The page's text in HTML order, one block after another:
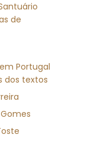
de
Portugal
dos textos